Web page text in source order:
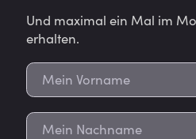
Und maximal ein Mal im
erhalten.